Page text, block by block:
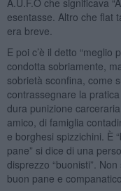
esentasse. Altro che flat
era breve.
E poi c’è il detto “meglio
condotta sobriamente,
sobrietà sconfina, come
contrassegnare la
dura punizione
amico, di famiglia
e borghesi spizzichini. È
pane” si dice di una
disprezzo “buonisti”.
buon pane e companatico.